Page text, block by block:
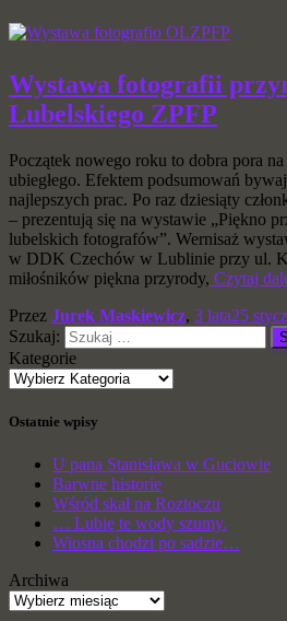
Wystawa fotografii
Lubelskiego ZPFP
Początek nowego roku to dobra pora
ubiegłego. Efektem podsumowań
najlepszych prac. Po raz dziesiąty
– prezentują się na wystawie „Piękno
lubelskich fotografów”. Wernisaż
w DDK Czechów w Lublinie przy ul.
miłośników piękna przyrody, Czytaj
Przez Jurek Maskiewicz, 3 lata25
Szukaj:
Kategorie
Ostatnie wpisy
U pana Stanisława w Guciowie
Barwne historie
Wśród skał na Roztoczu
… Lubię te wody szumy.
Wiosna chodzi po sadzie…
Archiwa